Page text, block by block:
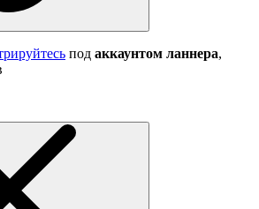
под аккаунтом ланнера,